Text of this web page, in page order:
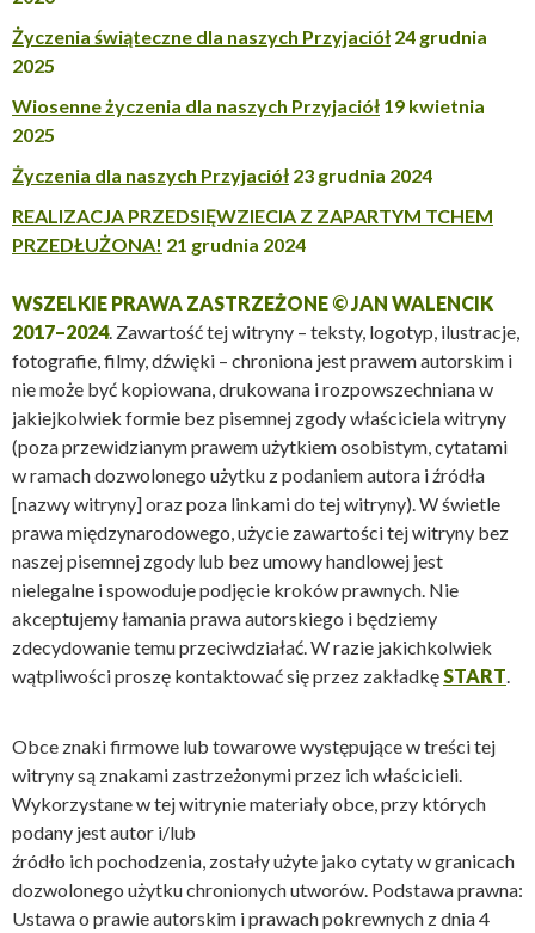
Życzenia świąteczne dla naszych Przyjaciół 24 grudnia
2025
Wiosenne życzenia dla naszych Przyjaciół 19 kwietnia
2025
Życzenia dla naszych Przyjaciół 23 grudnia 2024
REALIZACJA PRZEDSIĘWZIECIA Z ZAPARTYM TCHEM
PRZEDŁUŻONA! 21 grudnia 2024
WSZELKIE PRAWA ZASTRZEŻONE © JAN WALENCIK
2017–2024. Zawartość tej witryny – teksty, logotyp, ilustracje,
fotografie, filmy, dźwięki – chroniona jest prawem autorskim i
nie może być kopiowana, drukowana i rozpowszechniana w
jakiejkolwiek formie bez pisemnej zgody właściciela witryny
(poza przewidzianym prawem użytkiem osobistym, cytatami
w ramach dozwolonego użytku z podaniem autora i źródła
[nazwy witryny] oraz poza linkami do tej witryny). W świetle
prawa międzynarodowego, użycie zawartości tej witryny bez
naszej pisemnej zgody lub bez umowy handlowej jest
nielegalne i spowoduje podjęcie kroków prawnych. Nie
akceptujemy łamania prawa autorskiego i będziemy
zdecydowanie temu przeciwdziałać. W razie jakichkolwiek
wątpliwości proszę kontaktować się przez zakładkęSTART.
Obce znaki firmowe lub towarowe występujące w treści tej
witryny są znakami zastrzeżonymi przez ich właścicieli.
Wykorzystane w tej witrynie materiały obce, przy których
podany jest autor i/lub
źródło ich pochodzenia, zostały użyte jako cytaty w granicach
dozwolonego użytku chronionych utworów. Podstawa prawna:
Ustawa o prawie autorskim i prawach pokrewnych z dnia 4